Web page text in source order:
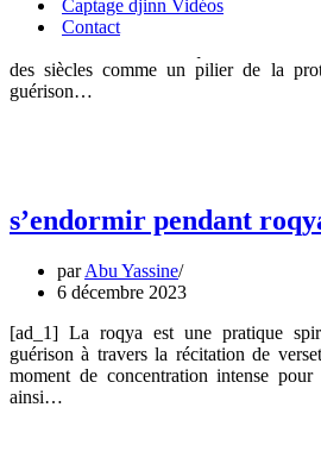
Captage djinn Vidéos
Contact
[ad_1] # Guérison et Protection : Les
des siècles comme un pilier de la
guérison…
sʼendormir pendant
parAbu Yassine
6 décembre 2023
[ad_1] La roqya est une pratique
guérison à travers la récitation de
moment de concentration intense
ainsi…